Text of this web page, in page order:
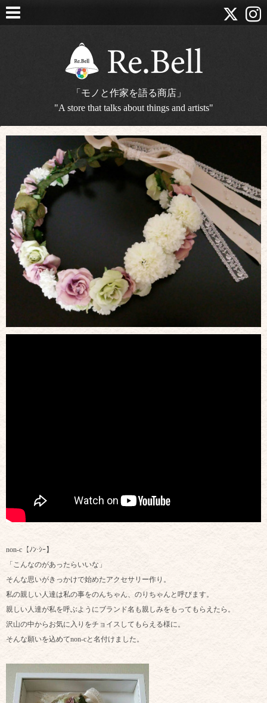
「モノと作家を語る商店」
"A store that talks about things and artists"
non-c【ﾉﾝ·ｼｰ】
「こんなのがあったらいいな」
そんな思いがきっかけで始めたアクセサリー作り。
私の親しい人達は私の事をのんちゃん、のりちゃんと呼びます。
親しい人達が私を呼ぶようにブランド名も親しみをもってもらえたら。
沢山の中からお気に入りをチョイスしてもらえる様に。
そんな願いを込めてnon-cと名付けました。